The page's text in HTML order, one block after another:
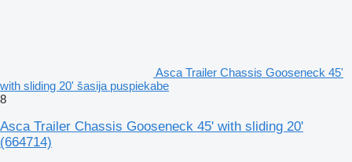
Asca Trailer Chassis Gooseneck 45'
with sliding 20' šasija puspiekabe
8
Asca Trailer Chassis Gooseneck 45' with sliding 20'
(664714)